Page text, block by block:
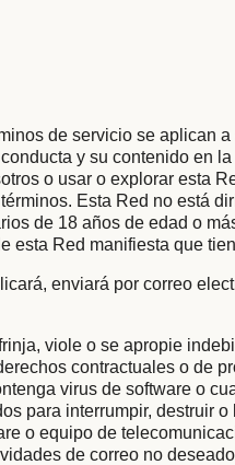
de servicio se aplican
y su contenido en
o usar o explorar esta
Esta Red no está
de 18 años de edad o
esta Red manifiesta que
enviará por correo
viole o se apropie
contractuales o de
virus de software o
para interrumpir, destruir
o equipo de
de correo no